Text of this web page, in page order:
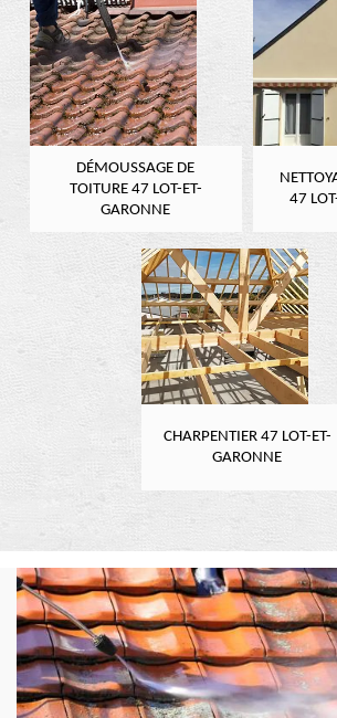
DÉMOUSSAGE DE
TOITURE 47 LOT-ET-
GARONNE
47
CHARPENTIER 47 LOT-ET-
GARONNE